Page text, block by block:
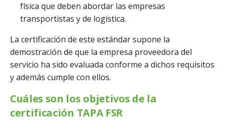
física que deben abordar las empresas
transportistas y de logística.
La certificación de este estándar supone la
demostración de que la empresa proveedora del
servicio ha sido evaluada conforme a dichos requisitos
y además cumple con ellos.
Cuáles son los objetivos de la
certificación TAPA FSR